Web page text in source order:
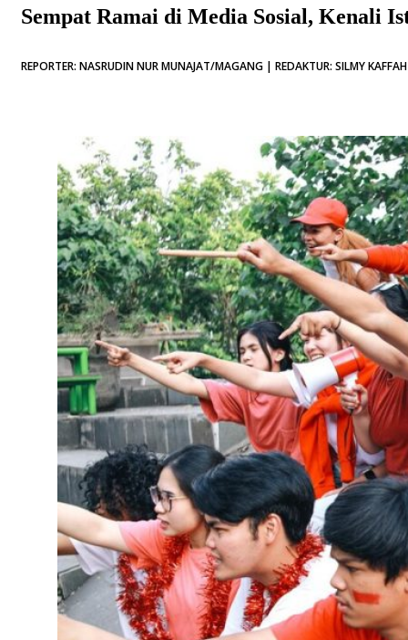
Sempat Ramai di Media Sosial, Kenali
REPORTER: NASRUDIN NUR MUNAJAT/MAGANG | REDAKTUR: SILMY